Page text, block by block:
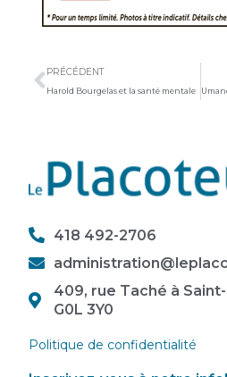
PRÉCÉDENT
Harold Bourgelas et la santé mentale
418 492-2706
409, rue Taché à
G0L 3Y0
Politique de confidentialité